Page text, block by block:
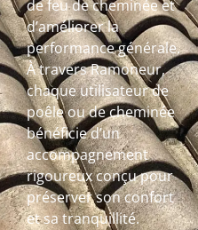
de feu de cheminée et
d’améliorer la
performance générale.
À travers Ramoneur,
chaque utilisateur de
poêle ou de cheminée
bénéficie d’un
accompagnement
rigoureux conçu pour
préserver son confort
et sa tranquillité.